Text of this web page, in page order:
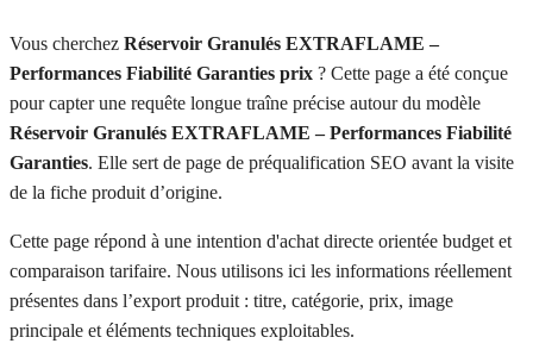
Vous cherchez Réservoir Granulés EXTRAFLAME –
Performances Fiabilité Garanties prix ? Cette page a été conçue
pour capter une requête longue traîne précise autour du modèle
Réservoir Granulés EXTRAFLAME – Performances Fiabilité
Garanties. Elle sert de page de préqualification SEO avant la visite
de la fiche produit d’origine.
Cette page répond à une intention d'achat directe orientée budget et
comparaison tarifaire. Nous utilisons ici les informations réellement
présentes dans l’export produit : titre, catégorie, prix, image
principale et éléments techniques exploitables.